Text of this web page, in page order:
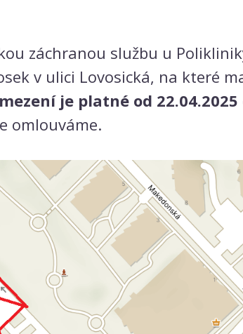
záchranou službu u
v ulici Lovosická, na které
je platné od 22.04.2025
omlouváme.